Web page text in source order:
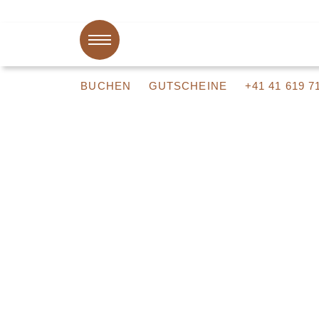
BUCHEN GUTSCHEINE +41 41 619